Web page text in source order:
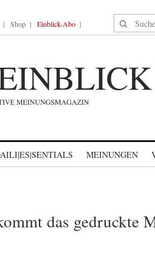
Shop Einblick-Abo Suche nach:
MEINUNGEN
das gedruckte